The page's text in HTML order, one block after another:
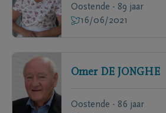
Oostende - 89 jaar
16/06/2021
Omer DE JONGHE
Oostende - 86 jaar